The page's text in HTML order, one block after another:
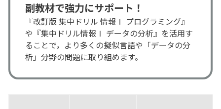
副教材で強力にサポート！
『改訂版 集中ドリル 情報Ⅰ プログラミング』
や『集中ドリル情報Ⅰ データの分析』を活用す
ることで，より多くの擬似言語や「データの分
析」分野の問題に取り組めます。